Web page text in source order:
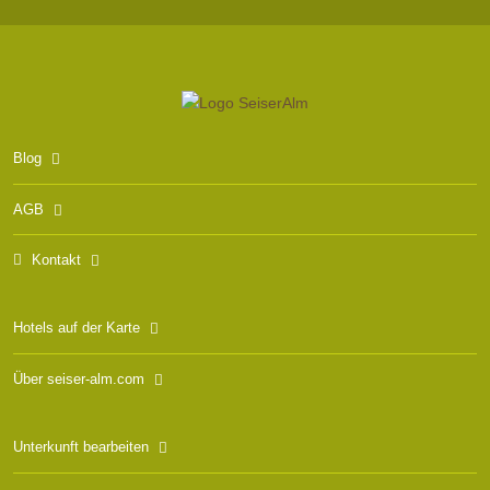
Blog
AGB
Kontakt
Hotels auf der Karte
Über seiser-alm.com
Unterkunft bearbeiten